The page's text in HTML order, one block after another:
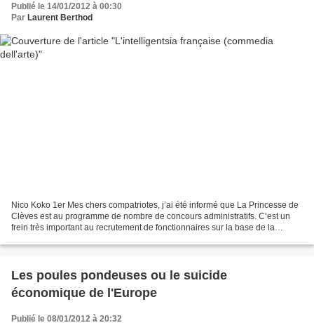
Publié le 14/01/2012 à 00:30
Par Laurent Berthod
Nico Koko 1er Mes chers compatriotes, j’ai été informé que La Princesse de
Clèves est au programme de nombre de concours administratifs. C’est un
frein très important au recrutement de fonctionnaires sur la base de la
Les poules pondeuses ou le suicide
économique de l'Europe
Publié le 08/01/2012 à 20:32